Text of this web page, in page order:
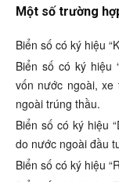
Một số trường
Biển số có ký hiệu
Biển số có ký hiệu
vốn nước ngoài,
ngoài trúng thầu.
Biển số có ký hiệu
do nước ngoài đầu
Biển số có ký hiệu